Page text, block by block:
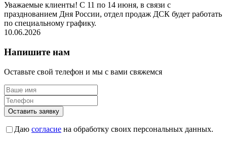
Уважаемые клиенты! С 11 по 14 июня, в связи с
празднованием Дня России, отдел продаж ДСК будет работать
по специальному графику.
10.06.2026
Напишите нам
Оставьте свой телефон и мы с вами свяжемся
Оставить заявку
Даю согласие на обработку своих персональных данных.